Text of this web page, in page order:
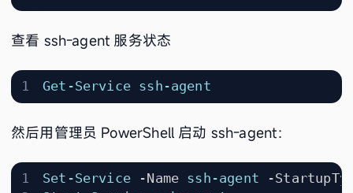
查看 ssh-agent 服务状态
Get-Service ssh-agent
然后用管理员 PowerShell 启动 ssh-agent：
Set-Service -Name ssh-agent
-